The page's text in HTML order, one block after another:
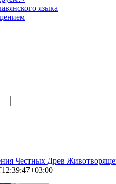
языка
Честных Древ